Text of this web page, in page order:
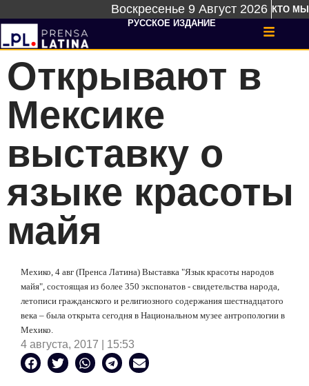
Воскресенье 9 Август 2026 КТО МЫ
РУССКОЕ ИЗДАНИЕ
Открывают в
Мексике
выставку о
языке красоты
майя
Мехико, 4 авг (Пренса Латина) Выставка "Язык красоты народов
майя", состоящая из более 350 экспонатов - свидетельства народа,
летописи гражданского и религиозного содержания шестнадцатого
века – была открыта сегодня в Национальном музее антропологии в
Мехико.
4 августа, 2017 | 15:53